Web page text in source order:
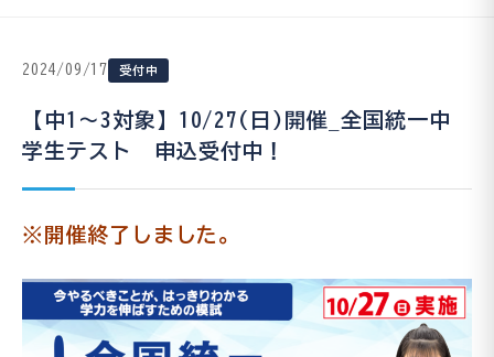
2024/09/17 受付中
【中1〜3対象】10/27(日)開催_全国統一中
学生テスト 申込受付中！
※開催終了しました。